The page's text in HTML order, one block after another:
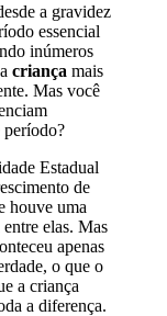
a gravidez
essencial
inúmeros
criança mais
Mas você
período?
Estadual
de
houve uma
elas. Mas
apenas
o que o
a criança
a diferença.